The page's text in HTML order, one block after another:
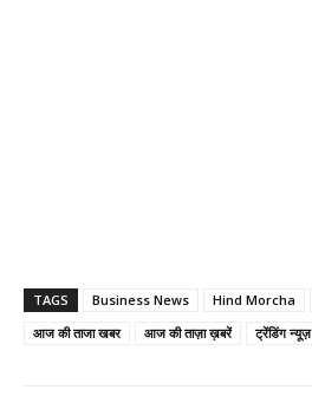
TAGS Business News Hind Morcha
आज की ताजा खबर
आज की ताज़ा ख़बरें ट्रेंडिंग न्यूज़